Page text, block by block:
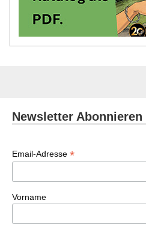
Newsletter Abonnieren
Email-Adresse *
Vorname